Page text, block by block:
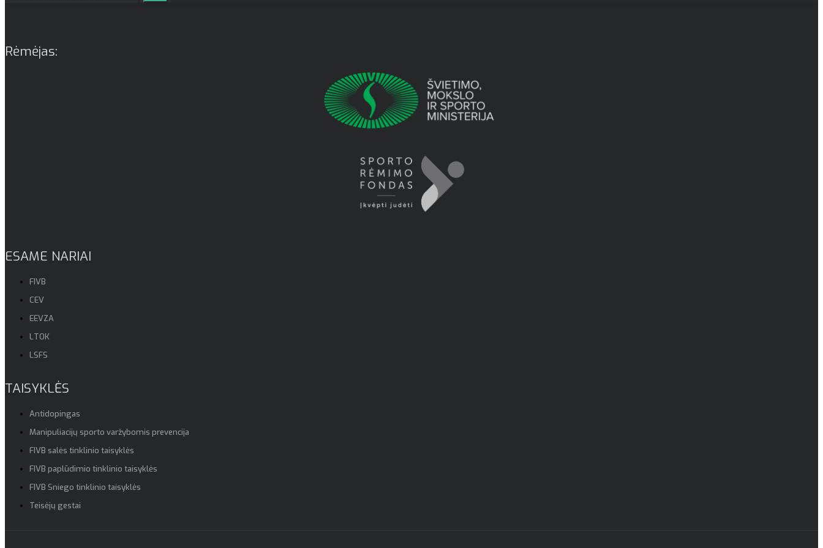
Rėmėjas:
ESAME NARIAI
FIVB
CEV
EEVZA
LTOK
LSFS
TAISYKLĖS
Antidopingas
Manipuliacijų sporto varžybomis prevencija
FIVB salės tinklinio taisyklės
FIVB paplūdimio tinklinio taisyklės
FIVB Sniego tinklinio taisyklės
Teisėjų gestai